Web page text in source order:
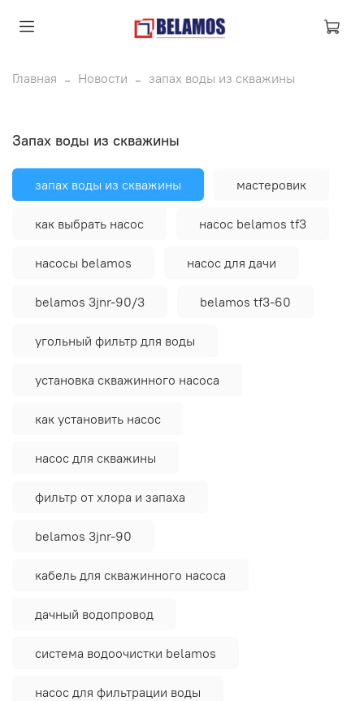
Главная Новости запах воды из скважины
запах воды из скважины
запах воды из скважины мастеровик
как выбрать насос насос belamos tf3
насосы belamos насос для дачи
belamos 3jnr-90/3 belamos tf3-60
угольный фильтр для воды
установка скважинного насоса
как установить насос
насос для скважины
фильтр от хлора и запаха
belamos 3jnr-90
кабель для скважинного насоса
дачный водопровод
система водоочистки belamos
насос для фильтрации воды